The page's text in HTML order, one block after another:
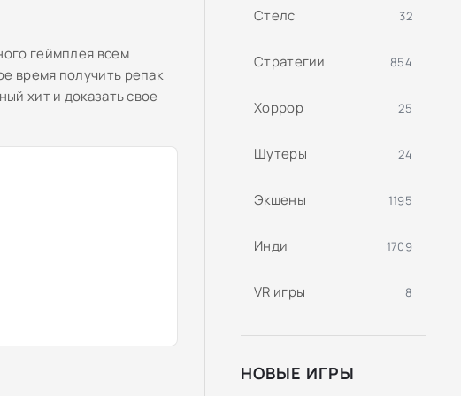
геймплея всем
время получить репак
хит и доказать свое
Стелс 32
Стратегии 854
Хоррор 25
Шутеры 24
Экшены 1195
Инди 1709
VR игры 8
НОВЫЕ ИГРЫ